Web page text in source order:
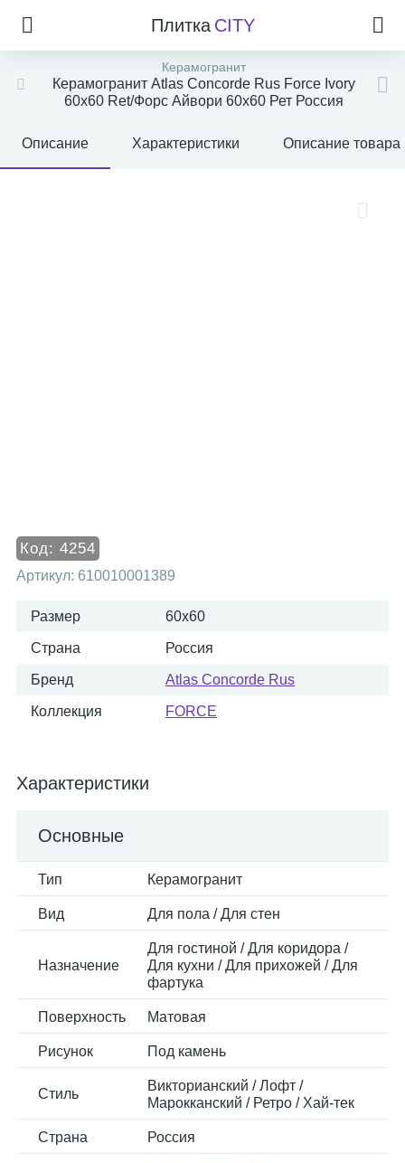
Плитка CITY
Керамогранит
Керамогранит Atlas Concorde Rus Force Ivory
60x60 Ret/Форс Айвори 60x60 Рет Россия
Описание Характеристики Описание товара
Код: 4254
Артикул: 610010001389
Размер 60x60
Страна Россия
Бренд Atlas Concorde Rus
Коллекция FORCE
Характеристики
Основные
Тип Керамогранит
Вид Для пола / Для стен
Назначение
Для гостиной / Для коридора /
Для кухни / Для прихожей / Для
фартука
Поверхность Матовая
Рисунок Под камень
Стиль
Викторианский / Лофт /
Марокканский / Ретро / Хай-тек
Страна Россия